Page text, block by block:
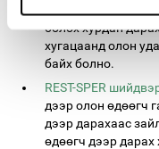
болох хурдан
хугацаанд олон
байх болно.
REST-SPER
дээр олон өдөөгч
дээр дарахаас
өдөөгч дээр дарах